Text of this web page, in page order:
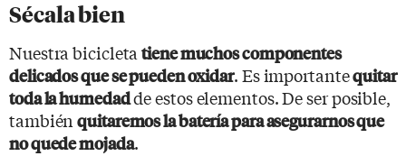
Sécala bien
Nuestra bicicletatiene muchos componentes
delicados que se pueden oxidar. Es importantequitar
toda la humedadde estos elementos. De ser posible,
tambiénquitaremos la batería para asegurarnos que
no quede mojada.